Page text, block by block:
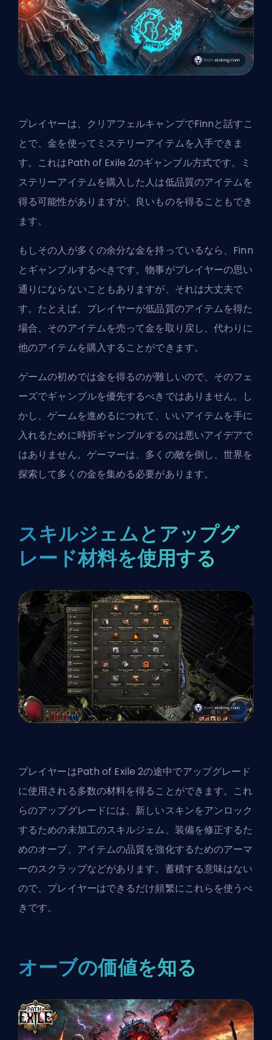
プレイヤーは、クリアフェルキャンプでFinnと話すこ
とで、金を使ってミステリーアイテムを入手できま
す。これはPath of Exile 2のギャンブル方式です。ミ
ステリーアイテムを購入した人は低品質のアイテムを
得る可能性がありますが、良いものを得ることもでき
ます。
もしその人が多くの余分な金を持っているなら、Finn
とギャンブルするべきです。物事がプレイヤーの思い
通りにならないこともありますが、それは大丈夫で
す。たとえば、プレイヤーが低品質のアイテムを得た
場合、そのアイテムを売って金を取り戻し、代わりに
他のアイテムを購入することができます。
ゲームの初めでは金を得るのが難しいので、そのフェ
ーズでギャンブルを優先するべきではありません。し
かし、ゲームを進めるにつれて、いいアイテムを手に
入れるために時折ギャンブルするのは悪いアイデアで
はありません。ゲーマーは、多くの敵を倒し、世界を
探索して多くの金を集める必要があります。
スキルジェムとアップグ
レード材料を使用する
プレイヤーはPath of Exile 2の途中でアップグレード
に使用される多数の材料を得ることができます。これ
らのアップグレードには、新しいスキンをアンロック
するための未加工のスキルジェム、装備を修正するた
めのオーブ、アイテムの品質を強化するためのアーマ
ーのスクラップなどがあります。蓄積する意味はない
ので、プレイヤーはできるだけ頻繁にこれらを使うべ
きです。
オーブの価値を知る